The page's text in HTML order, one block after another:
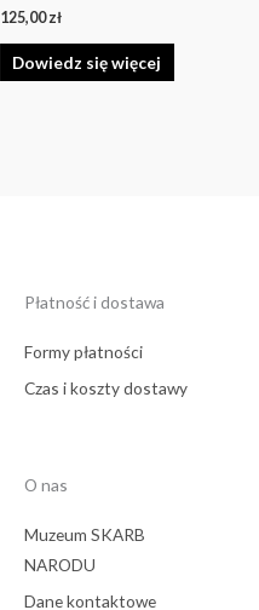
125,00zł
Dowiedz się więcej
Płatność i dostawa
Formy płatności
Czas i koszty dostawy
O nas
Muzeum SKARB
NARODU
Dane kontaktowe